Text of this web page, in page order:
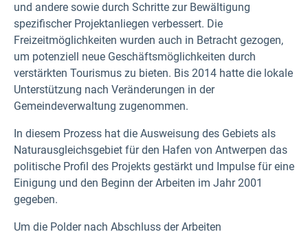
und andere sowie durch Schritte zur Bewältigung
spezifischer Projektanliegen verbessert. Die
Freizeitmöglichkeiten wurden auch in Betracht gezogen,
um potenziell neue Geschäftsmöglichkeiten durch
verstärkten Tourismus zu bieten. Bis 2014 hatte die lokale
Unterstützung nach Veränderungen in der
Gemeindeverwaltung zugenommen.
In diesem Prozess hat die Ausweisung des Gebiets als
Naturausgleichsgebiet für den Hafen von Antwerpen das
politische Profil des Projekts gestärkt und Impulse für eine
Einigung und den Beginn der Arbeiten im Jahr 2001
gegeben.
Um die Polder nach Abschluss der Arbeiten